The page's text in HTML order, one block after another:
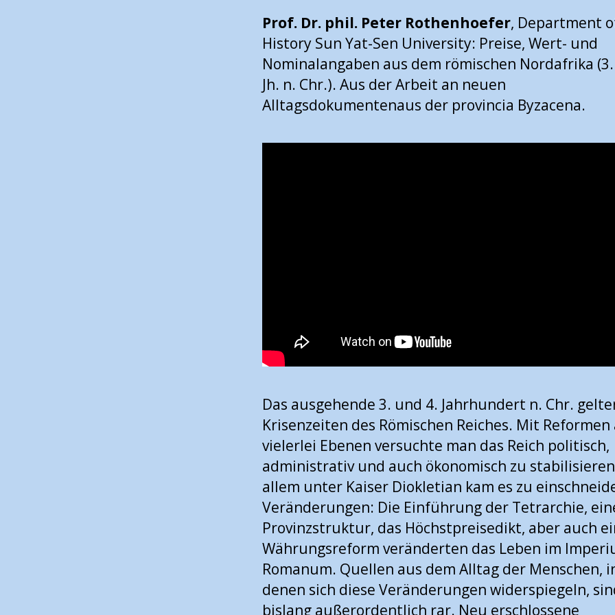
Prof. Dr. phil. Peter Rothenhoefer, Department
History Sun Yat-Sen University: Preise, Wert- und
Nominalangaben aus dem römischen Nordafrika (3.
Jh. n. Chr.). Aus der Arbeit an neuen
Alltagsdokumentenaus der provincia Byzacena.
Das ausgehende 3. und 4. Jahrhundert n. Chr.
Krisenzeiten des Römischen Reiches. Mit
vielerlei Ebenen versuchte man das Reich politisch,
administrativ und auch ökonomisch zu
allem unter Kaiser Diokletian kam es zu
Veränderungen: Die Einführung der Tetrarchie,
Provinzstruktur, das Höchstpreisedikt, aber auch
Währungsreform veränderten das Leben im
Romanum. Quellen aus dem Alltag der Menschen,
denen sich diese Veränderungen widerspiegeln,
bislang außerordentlich rar. Neu erschlossene